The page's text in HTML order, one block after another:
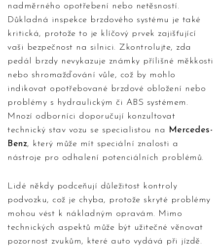
nadměrného opotřebení nebo netěsností.
Důkladná inspekce brzdového systému je také
kritická, protože to je klíčový prvek zajišťující
vaši bezpečnost na silnici. Zkontrolujte, zda
pedál brzdy nevykazuje známky přílišné měkkosti
nebo shromažďování vůle, což by mohlo
indikovat opotřebované brzdové obložení nebo
problémy s hydraulickým či ABS systémem.
Mnozí odborníci doporučují konzultovat
technický stav vozu se specialistou na Mercedes-
Benz, který může mít speciální znalosti a
nástroje pro odhalení potenciálních problémů.
Lidé někdy podceňují důležitost kontroly
podvozku, což je chyba, protože skryté problémy
mohou vést k nákladným opravám. Mimo
technických aspektů může být užitečné věnovat
pozornost zvukům, které auto vydává při jízdě.